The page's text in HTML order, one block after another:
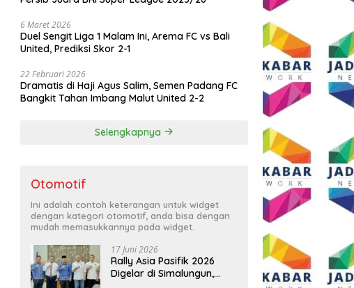
6 Maret 2026
Duel Sengit Liga 1 Malam Ini, Arema FC vs Bali
United, Prediksi Skor 2-1
22 Februari 2026
Dramatis di Haji Agus Salim, Semen Padang FC
Bangkit Tahan Imbang Malut United 2-2
Selengkapnya
Otomotif
Ini adalah contoh keterangan untuk widget
dengan kategori otomotif, anda bisa dengan
mudah memasukkannya pada widget.
17 Juni 2026
Rally Asia Pasifik 2026
Digelar di Simalungun,